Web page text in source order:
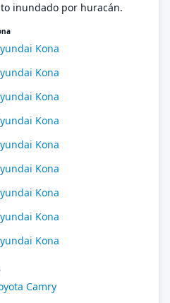
inundado por huracán.
Kona
Kona
Kona
Kona
Kona
Kona
Kona
Kona
Kona
Camry